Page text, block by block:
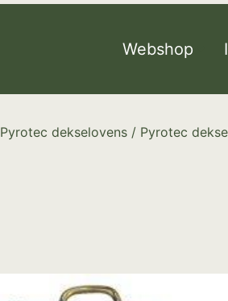
Webshop
Pyrotec dekselovens / Pyrotec